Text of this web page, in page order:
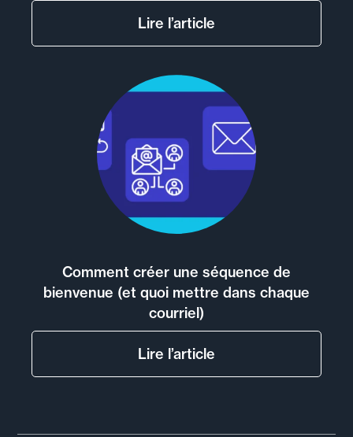
Lire l’article
Comment créer une séquence de
bienvenue (et quoi mettre dans chaque
courriel)
Lire l’article